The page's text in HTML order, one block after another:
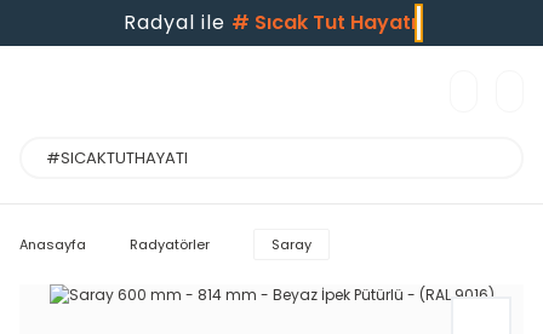
Radyal ile # Sıcak Tut Hayatı
Anasayfa Radyatörler Saray